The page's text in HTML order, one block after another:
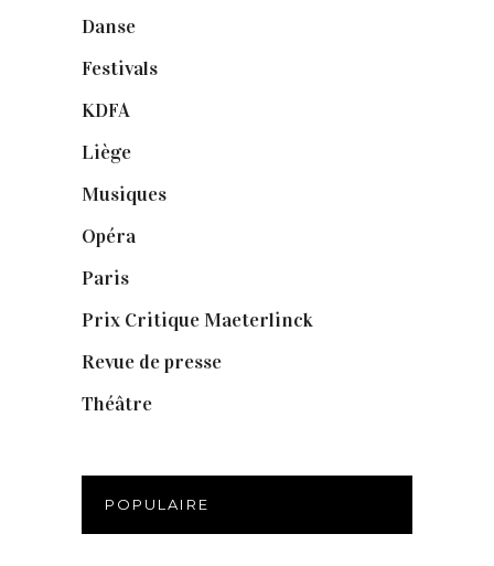
Danse
Festivals
KDFA
Liège
Musiques
Opéra
Paris
Prix Critique Maeterlinck
Revue de presse
Théâtre
POPULAIRE